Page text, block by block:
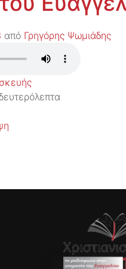
από Γρηγόρης Ψωμιάδης